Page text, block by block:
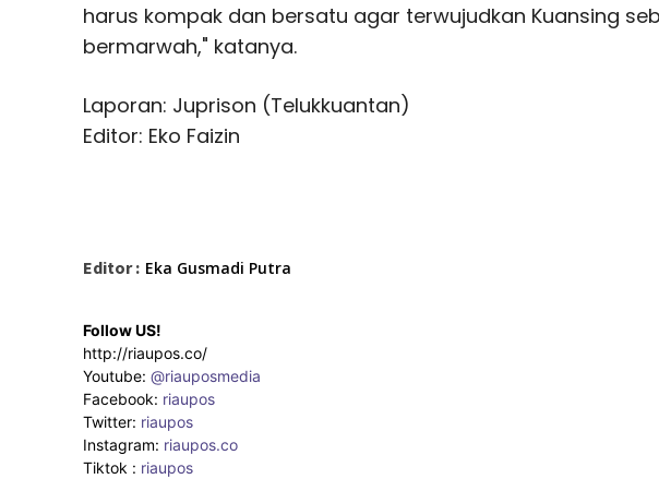
harus kompak dan bersatu agar terwujudkan Kuansing
bermarwah," katanya.
Laporan: Juprison (Telukkuantan)
Editor: Eko Faizin
Editor : Eka Gusmadi Putra
Follow US!
http://riaupos.co/
Youtube: @riauposmedia
Facebook: riaupos
Twitter: riaupos
Instagram: riaupos.co
Tiktok : riaupos